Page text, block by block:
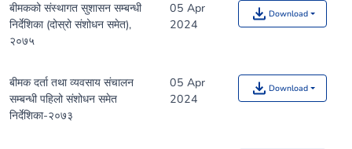
बीमकको संस्थागत सुशासन सम्बन्धी
निर्देशिका (दोस्रो संशोधन समेत),
२०७५
05 Apr
2024
Download
बीमक दर्ता तथा व्यवसाय संचालन
सम्बन्धी पहिलो संशोधन समेत
निर्देशिका-२०७३
05 Apr
2024
Download